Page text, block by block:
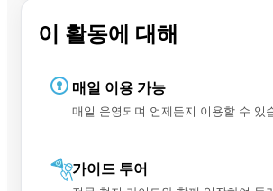
이 활동에 대해
매일 이용 가능
매일 운영되며 언제든지 이용할 수 있
가이드 투어